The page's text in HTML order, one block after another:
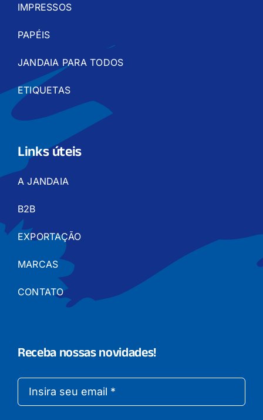
IMPRESSOS
PAPÉIS
JANDAIA PARA TODOS
ETIQUETAS
Links úteis
A JANDAIA
B2B
EXPORTAÇÃO
MARCAS
CONTATO
Receba nossas novidades!